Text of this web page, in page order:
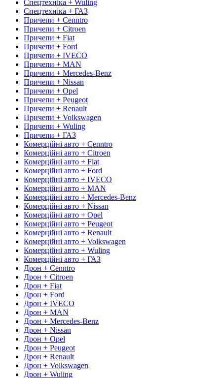
Спецтехніка + Wuling
Спецтехніка + ГАЗ
Причепи + Cenntro
Причепи + Citroen
Причепи + Fiat
Причепи + Ford
Причепи + IVECO
Причепи + MAN
Причепи + Mercedes-Benz
Причепи + Nissan
Причепи + Opel
Причепи + Peugeot
Причепи + Renault
Причепи + Volkswagen
Причепи + Wuling
Причепи + ГАЗ
Комерційні авто + Cenntro
Комерційні авто + Citroen
Комерційні авто + Fiat
Комерційні авто + Ford
Комерційні авто + IVECO
Комерційні авто + MAN
Комерційні авто + Mercedes-Benz
Комерційні авто + Nissan
Комерційні авто + Opel
Комерційні авто + Peugeot
Комерційні авто + Renault
Комерційні авто + Volkswagen
Комерційні авто + Wuling
Комерційні авто + ГАЗ
Дрон + Cenntro
Дрон + Citroen
Дрон + Fiat
Дрон + Ford
Дрон + IVECO
Дрон + MAN
Дрон + Mercedes-Benz
Дрон + Nissan
Дрон + Opel
Дрон + Peugeot
Дрон + Renault
Дрон + Volkswagen
Дрон + Wuling